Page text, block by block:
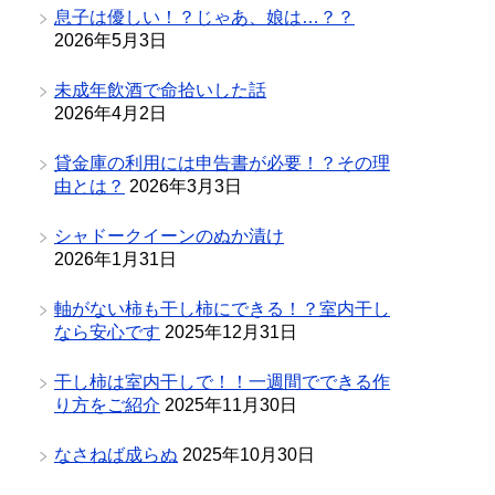
息子は優しい！？じゃあ、娘は…？？
2026年5月3日
未成年飲酒で命拾いした話
2026年4月2日
貸金庫の利用には申告書が必要！？その理
由とは？ 2026年3月3日
シャドークイーンのぬか漬け
2026年1月31日
軸がない柿も干し柿にできる！？室内干し
なら安心です 2025年12月31日
干し柿は室内干しで！！一週間でできる作
り方をご紹介 2025年11月30日
なさねば成らぬ 2025年10月30日